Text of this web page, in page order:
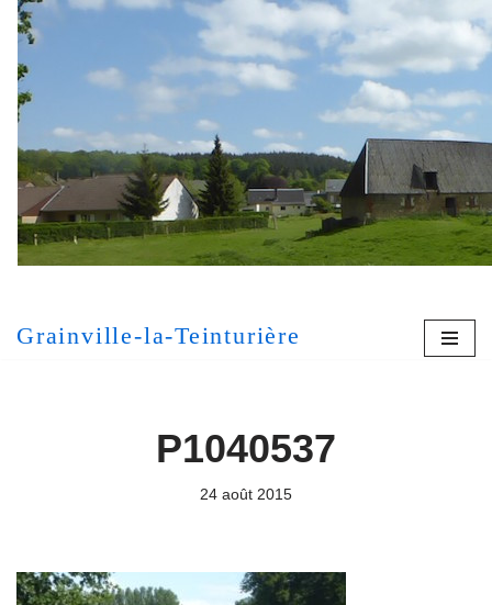
Aller
au
contenu
Grainville-la-Teinturière
P1040537
24 août 2015